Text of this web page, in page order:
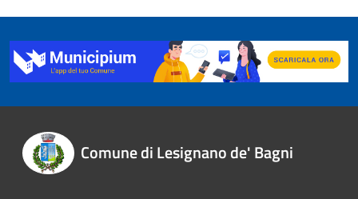
Comune di Lesignano de' Bagni